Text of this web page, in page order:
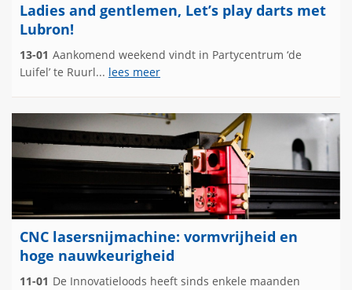
Ladies and gentlemen, Let’s play darts met
Lubron!
13-01 Aankomend weekend vindt in Partycentrum ‘de
Luifel’ te Ruurl... lees meer
CNC lasersnijmachine: vormvrijheid en
hoge nauwkeurigheid
11-01 De Innovatieloods heeft sinds enkele maanden